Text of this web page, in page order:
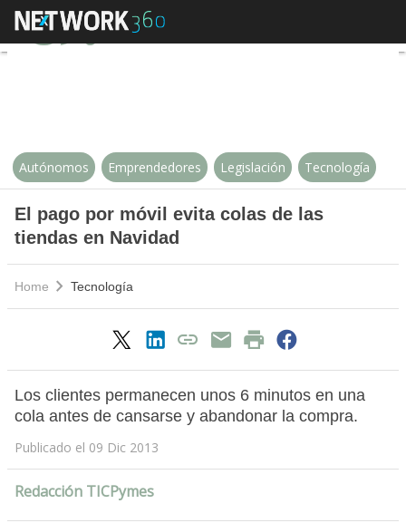
El pago por móvil evita colas de
Autónomos Emprendedores Legislación Tecnología
El pago por móvil evita colas de las
tiendas en Navidad
Home Tecnología
Los clientes permanecen unos 6 minutos en una
cola antes de cansarse y abandonar la compra.
Publicado el 09 Dic 2013
Redacción TICPymes